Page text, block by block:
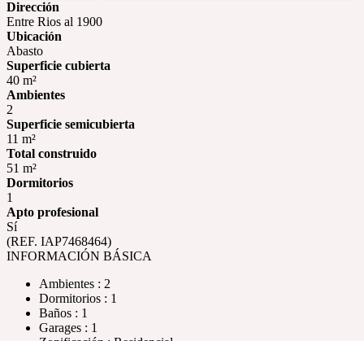
Dirección
Entre Rios al 1900
Ubicación
Abasto
Superficie cubierta
40 m²
Ambientes
2
Superficie semicubierta
11 m²
Total construido
51 m²
Dormitorios
1
Apto profesional
Sí
(REF. IAP7468464)
INFORMACIÓN BÁSICA
Ambientes : 2
Dormitorios : 1
Baños : 1
Garages : 1